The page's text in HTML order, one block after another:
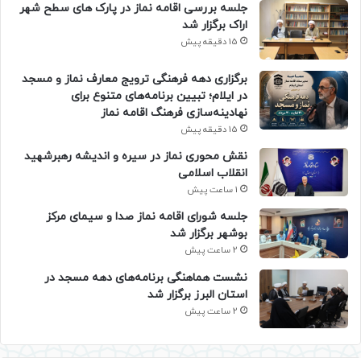
جلسه بررسی اقامه نماز در پارک های سطح شهر
اراک برگزار شد
15 دقیقه پیش
برگزاری دهه فرهنگی ترویج معارف نماز و مسجد
در ایلام؛ تبیین برنامه‌های متنوع برای
نهادینه‌سازی فرهنگ اقامه نماز
15 دقیقه پیش
نقش محوری نماز در سیره و اندیشه رهبرشهید
انقلاب اسلامی
1 ساعت پیش
جلسه شورای اقامه نماز صدا و سیمای مرکز
بوشهر برگزار شد
2 ساعت پیش
نشست هماهنگی برنامه‌های دهه مسجد در
استان البرز برگزار شد
2 ساعت پیش